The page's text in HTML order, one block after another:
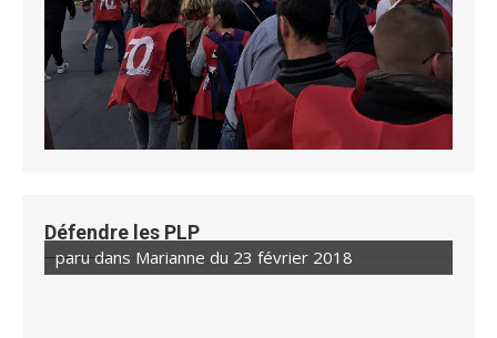
Défendre les PLP
paru dans Marianne du 23 février 2018